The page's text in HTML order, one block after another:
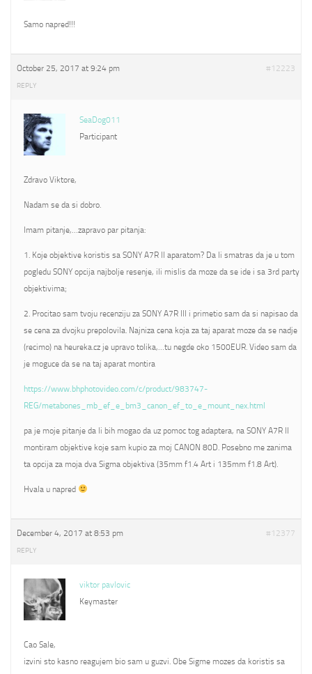
Samo napred!!!
October 25, 2017 at 9:24 pm #12223
REPLY
SeaDog011
Participant
Zdravo Viktore,
Nadam se da si dobro.
Imam pitanje,…zapravo par pitanja:
1. Koje objektive koristis sa SONY A7R II aparatom? Da li smatras da je u tom
pogledu SONY opcija najbolje resenje, ili mislis da moze da se ide i sa 3rd party
objektivima;
2. Procitao sam tvoju recenziju za SONY A7R III i primetio sam da si napisao da
se cena za dvojku prepolovila. Najniza cena koja za taj aparat moze da se nadje
(recimo) na heureka.cz je upravo tolika,…tu negde oko 1500EUR. Video sam da
je moguce da se na taj aparat montira
https://www.bhphotovideo.com/c/product/983747-
REG/metabones_mb_ef_e_bm3_canon_ef_to_e_mount_nex.html
pa je moje pitanje da li bih mogao da uz pomoc tog adaptera, na SONY A7R II
montiram objektive koje sam kupio za moj CANON 80D. Posebno me zanima
ta opcija za moja dva Sigma objektiva (35mm f1.4 Art i 135mm f1.8 Art).
Hvala u napred
December 4, 2017 at 8:53 pm #12377
REPLY
viktor pavlovic
Keymaster
Cao Sale,
izvini sto kasno reagujem bio sam u guzvi. Obe Sigme mozes da koristis sa